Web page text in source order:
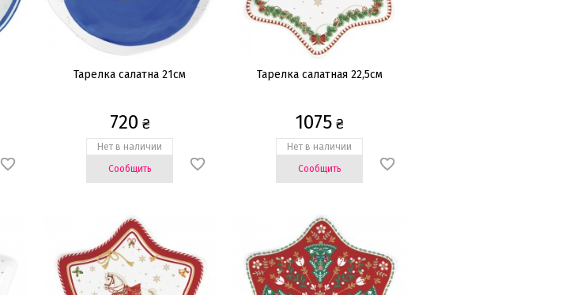
Тарелка cалатна 21см
720 ₴
Нет в наличии
Сообщить
Тарелка салатная 22,5см
1075 ₴
Нет в наличии
Сообщить